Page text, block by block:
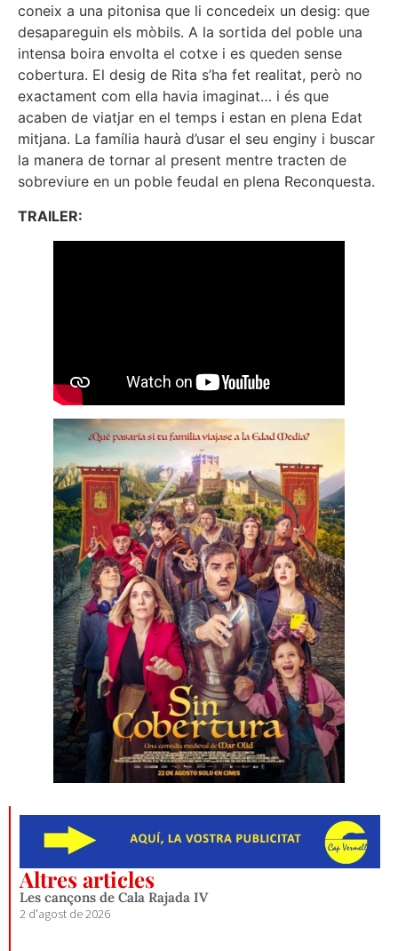
coneix a una pitonisa que li concedeix un desig: que
desapareguin els mòbils. A la sortida del poble una
intensa boira envolta el cotxe i es queden sense
cobertura. El desig de Rita s’ha fet realitat, però no
exactament com ella havia imaginat… i és que
acaben de viatjar en el temps i estan en plena Edat
mitjana. La família haurà d’usar el seu enginy i buscar
la manera de tornar al present mentre tracten de
sobreviure en un poble feudal en plena Reconquesta.
TRAILER:
Altres articles
Les cançons de Cala Rajada IV
2 d'agost de 2026